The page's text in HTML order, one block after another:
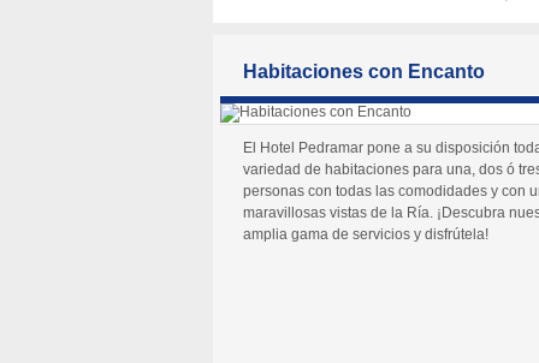
Habitaciones con Encanto
El Hotel Pedramar pone a su disposición
variedad de habitaciones para una, dos ó
personas con todas las comodidades y con
maravillosas vistas de la Ría. ¡Descubra
amplia gama de servicios y disfrútela!